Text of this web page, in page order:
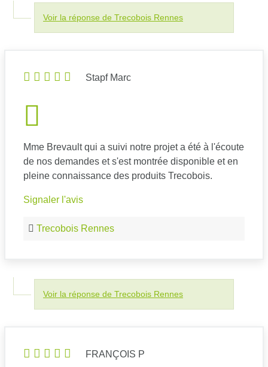
Voir la réponse de Trecobois Rennes
Stapf Marc
Mme Brevault qui a suivi notre projet a été à l'écoute
de nos demandes et s'est montrée disponible et en
pleine connaissance des produits Trecobois.
Signaler l'avis
Trecobois Rennes
Voir la réponse de Trecobois Rennes
FRANÇOIS P